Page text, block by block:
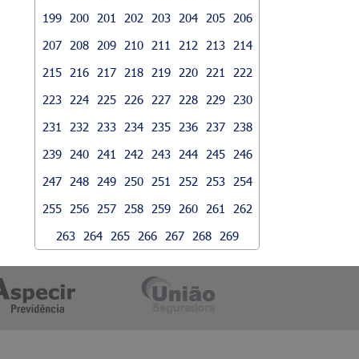
199
200 201 202 203 204 205
206
207
208 209 210 211 212 213
214
215
216 217 218 219 220 221
222
223
224 225 226 227 228 229
230
231
232 233 234 235 236 237
238
239
240 241 242 243 244 245
246
247
248 249 250 251 252 253
254
255
256 257 258 259 260 261
262
263
264 265 266 267 268 269